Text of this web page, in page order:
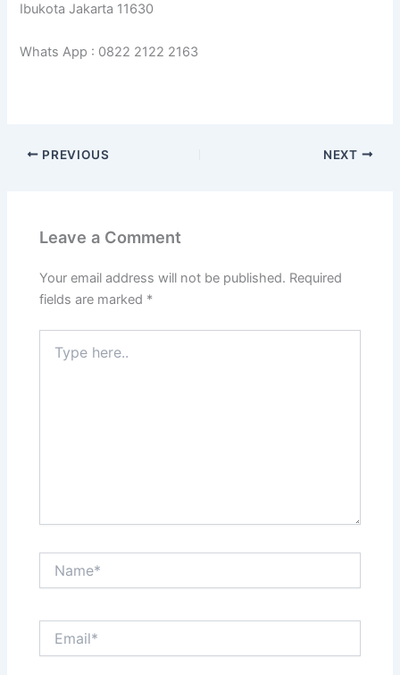
Ibukota Jakarta 11630
Whats App : 0822 2122 2163
PREVIOUS NEXT
Leave a Comment
Your email address will not be published. Required
fields are marked *
here..